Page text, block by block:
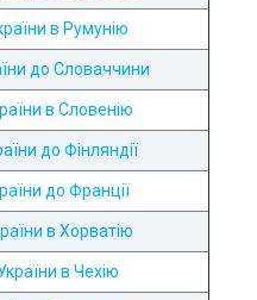
в Румунію
до Словаччини
в Словенію
до Фінляндії
до Франції
в Хорватію
в Чехію